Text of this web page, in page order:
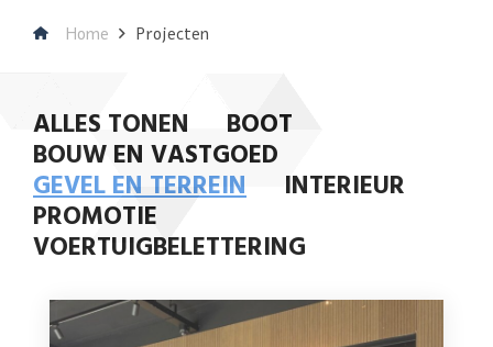
Home Projecten
ALLES TONEN BOOT
BOUW EN VASTGOED
GEVEL EN TERREIN INTERIEUR
PROMOTIE
VOERTUIGBELETTERING